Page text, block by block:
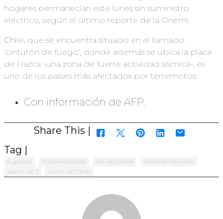
hogares permanecían este lunes sin suministro
eléctrico, según el último reporte de la Onemi.
Chile, que se encuentra situado en el llamado
‘cinturón de fuego’, donde además se ubica la placa
de Nazca -una zona de fuerte actividad sísmica-, es
uno de los países más afectados por terremotos.
Con información de AFP.
Share This |
Tag |
6 grados Internacionales isla de Chiloé
Michelle Bachelet
Sismo de 7
Sismo en Chile